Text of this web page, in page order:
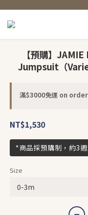
【預購】
Jumpsuit（
滿$3000免運 on order
NT$1,530
*商品採預購制，約3
Size